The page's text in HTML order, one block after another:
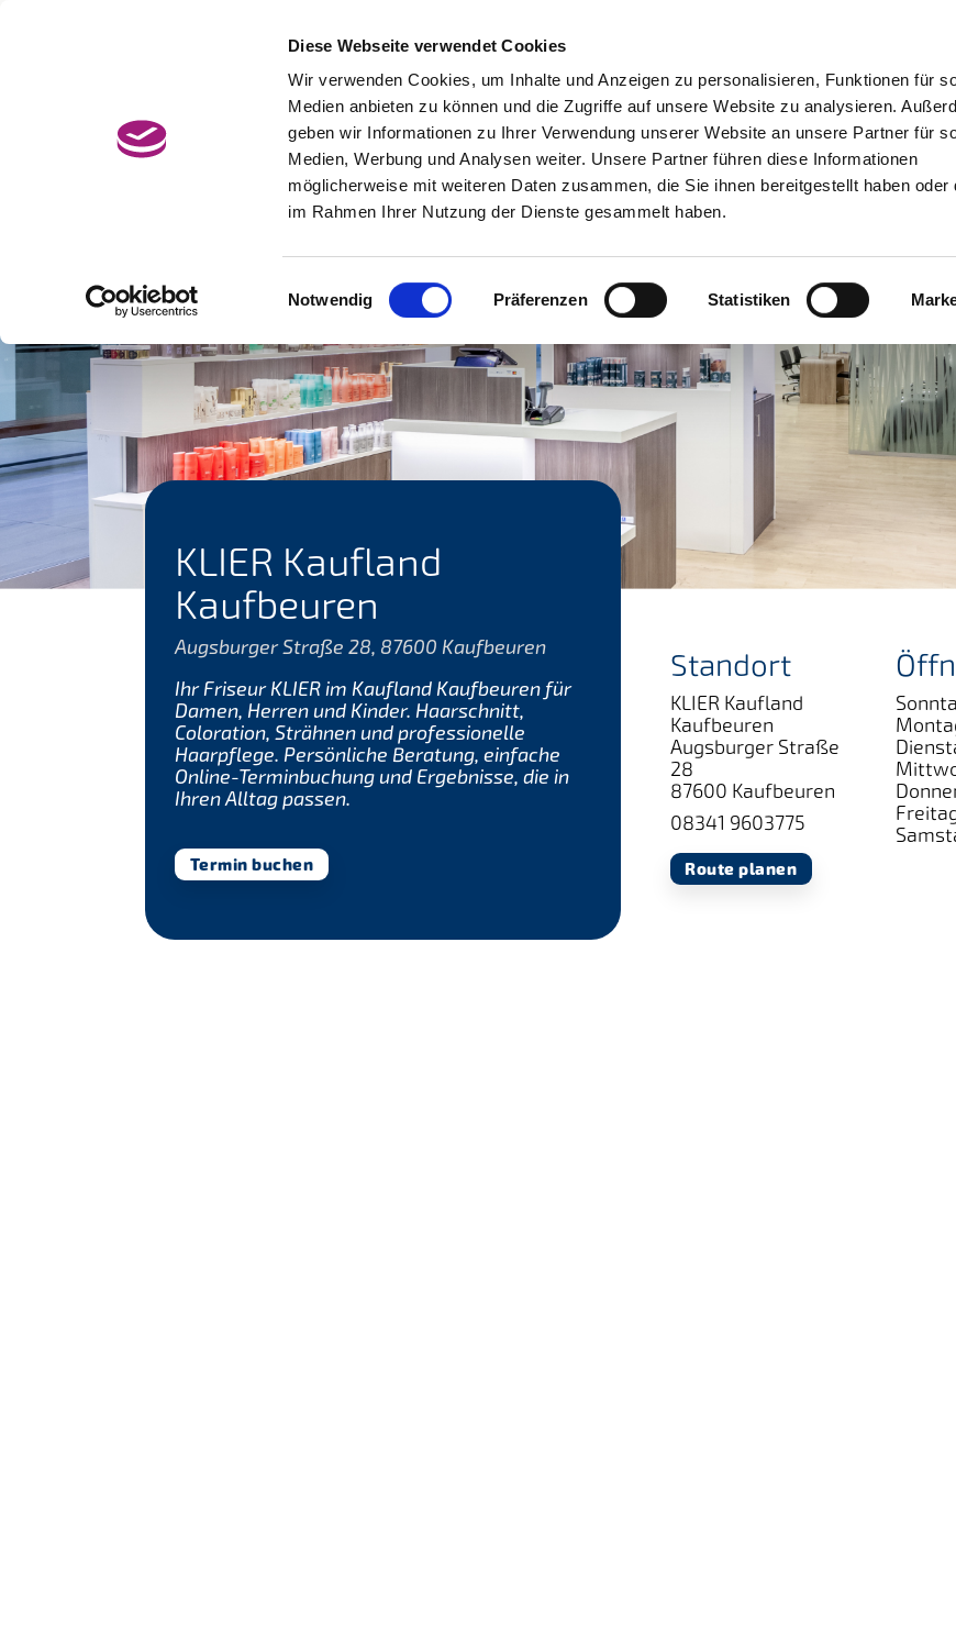
Diese Webseite verwendet Cookies
Wir verwenden Cookies, um Inhalte und Anzeigen zu personalisieren, Funktionen für
Medien anbieten zu können und die Zugriffe auf unsere Website zu analysieren.
geben wir Informationen zu Ihrer Verwendung unserer Website an unsere Partner für
Medien, Werbung und Analysen weiter. Unsere Partner führen diese Informationen
möglicherweise mit weiteren Daten zusammen, die Sie ihnen bereitgestellt haben oder
im Rahmen Ihrer Nutzung der Dienste gesammelt haben.
Einwilligungsauswahl
Notwendig Präferenzen Statistiken
Jetzt Termin buchen BonusCard
KLIER Kaufland
Kaufbeuren
Augsburger Straße 28, 87600 Kaufbeuren
Ihr Friseur KLIER im Kaufland Kaufbeuren für
Damen, Herren und Kinder. Haarschnitt,
Coloration, Strähnen und professionelle
Haarpflege. Persönliche Beratung, einfache
Online-Terminbuchung und Ergebnisse, die in
Ihren Alltag passen.
Termin buchen
Standort
KLIER Kaufland
Kaufbeuren
Augsburger Straße
28
87600 Kaufbeuren
08341 9603775
Route planen